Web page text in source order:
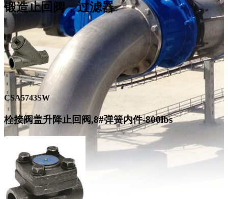
锻造止回阀，过滤器
CSA5743SW
栓接阀盖升降止回阀,8#弹簧内件-800lbs